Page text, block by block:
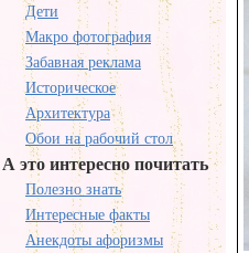
Дети
Макро фотография
Забавная реклама
Историческое
Архитектура
Обои на рабочий стол
А это интересно почитать
Полезно знать
Интересные факты
Анекдоты афоризмы